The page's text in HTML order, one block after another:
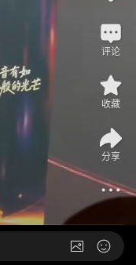
评论
收藏
分享